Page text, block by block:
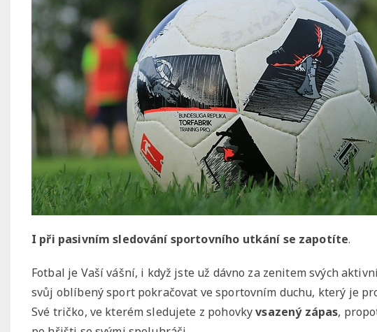
I při pasivním sledování sportovního utkání se zapotíte.
Fotbal je Vaší vášní, i když jste už dávno za zenitem svých
svůj oblíbený sport pokračovat ve sportovním duchu, který je
Své tričko, ve kterém sledujete z pohovkyvsazený zápas,